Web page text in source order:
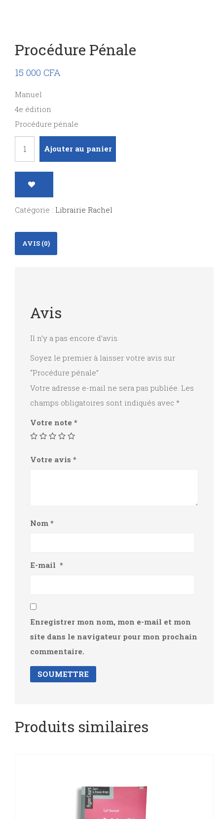
Procédure Pénale
15 000 CFA
Manuel
4e édition
Procédure pénale
Procédure
pénale
Ajouter au panier
Catégorie : Librairie Rachel
AVIS (0)
Avis
Il n’y a pas encore d’avis.
Soyez le premier à laisser votre avis sur
“Procédure pénale”
Votre adresse e-mail ne sera pas publiée. Les
champs obligatoires sont indiqués avec *
Votre note *
Votre avis *
Nom *
E-mail *
Enregistrer mon nom, mon e-mail et mon
site dans le navigateur pour mon prochain
commentaire.
Produits similaires